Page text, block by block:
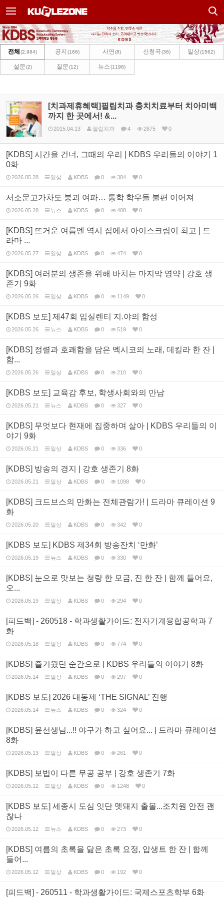
전체 (2,984) 공지 (166) 사연 (8) 신청곡(36) 일상(1562)
설문(2) 질문(12) 뉴스 (1198)
[치과제휴혜택]필립치과 충치치료부터 치아미백
까지 한 곳에서! &...
2015.04.13 필립치과 4 2875 0
[KDBS] 시간을 건너, 그때의 우리 | KDBS 우리들의 이야기 1
0화
2026.05.28 일상 KDBS 0 384 0
서소문고가차도 붕괴 여파… 통학 학우들 불편 이어져
2026.05.28 뉴스 KDBS 0 408 0
[KDBS] 뜨거운 여름엔 역시 집에서 아이스크림이 최고 | 드
라마 ...
2026.05.27 일상 KDBS 0 474 0
[KDBS] 여러분의 생존을 위해 바치는 마지막 영약 | 강호 생
존기 9화
2026.05.26 일상 KDBS 0 1149 0
[KDBS 보도] 제47회 입실렌티 지.야의 함성
2026.05.26 뉴스 KDBS 0 519 0
[KDBS] 정렬과 호쾌함을 담은 멕시코의 노래, 데킬라 한 잔 |
함...
2026.05.26 일상 KDBS 0 210 0
[KDBS 보도] 교육감 후보, 학생사회와의 만남
2026.05.21 뉴스 KDBS 0 327 0
[KDBS] 무엇보다 현재에 집중하며 살아 | KDBS 우리들의 이
야기 9화
2026.05.21 일상 KDBS 0 336 0
[KDBS] 방송의 경지 | 강호 생존기 8화
2026.05.21 일상 KDBS 0 1098 0
[KDBS] 크드브스의 만화는 전체관람가! | 드라마 큐레이션 9
화
2026.05.20 일상 KDBS 0 342 0
[KDBS 보도] KDBS 제34회 방송잔치 ‘만화’
2026.05.19 뉴스 KDBS 0 330 0
[KDBS] 눈으로 맛보는 청량 한 모금, 진 한 잔 | 함께 들어요,
오...
2026.05.19 일상 KDBS 0 294 0
[피드백] - 260518 - 학과생활가이드: 전자기계융합공학과 7
화
2026.05.18 일상 KDBS 0 774 0
[KDBS] 즐거웠던 순간으로 | KDBS 우리들의 이야기 8화
2026.05.14 일상 KDBS 0 297 0
[KDBS 보도] 2026 대동제 ‘THE SIGNAL’ 진행
2026.05.14 뉴스 KDBS 0 324 0
[KDBS] 윤선생님...!! 야구가 하고 싶어요... | 드라마 큐레이션
8화
2026.05.13 일상 KDBS 0 261 0
[KDBS] 보법이 다른 무공 공부 | 강호 생존기 7화
2026.05.12 일상 KDBS 0 1248 0
[KDBS 보도] 세종시 도심 잇단 멧돼지 출몰...조치원 안전 괜
찮나
2026.05.12 뉴스 KDBS 0 273 0
[KDBS] 여름의 초록을 닮은 초록 요정, 압생트 한 잔 | 함께
들어...
2026.05.12 일상 KDBS 0 192 0
[피드백] - 260511 - 학과생활가이드: 국제스포츠학부 6화